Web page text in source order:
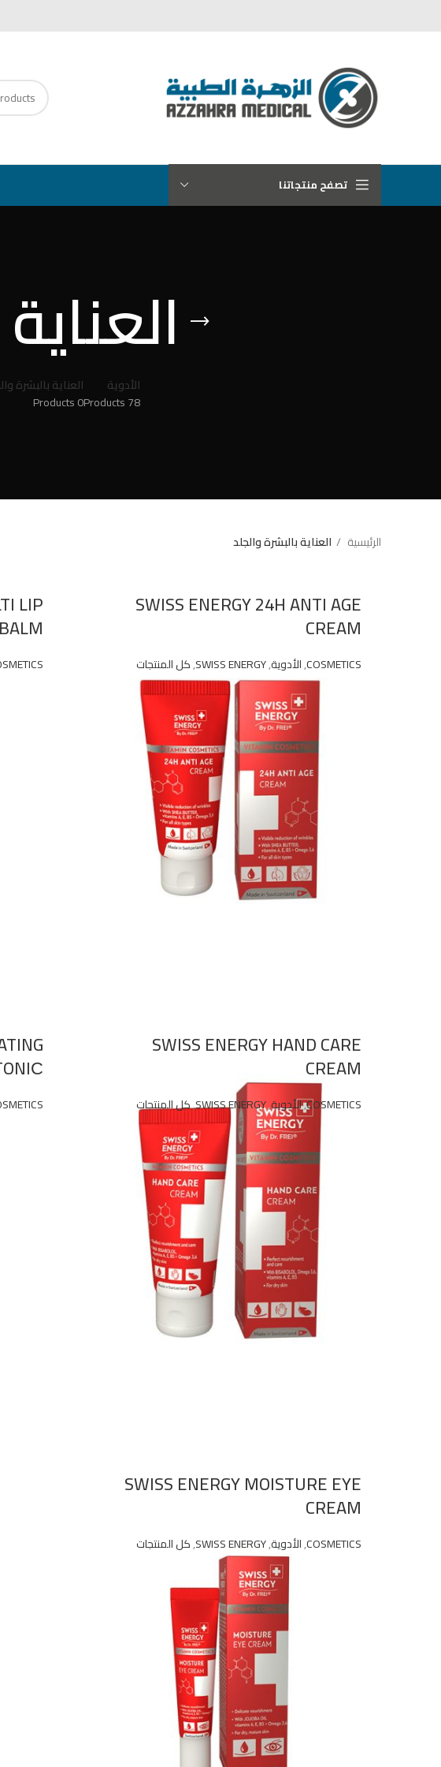
تصفح منتجاتنا
الأدوية
78 Products
العناية بالبشرة
0 Products
الرئيسية العناية بالبشرة والجلد
SWISS ENERGY 24H ANTI AGE
CREAM
COSMETICS
,الأدوية,
SWISS ENERGY
,كل المنتجات
LIP
BALM
SWISS ENERGY HAND CARE
CREAM
COSMETICS
,الأدوية,
SWISS ENERGY
,كل المنتجات
SWISS ENERGY MOISTURE EYE
CREAM
COSMETICS
,الأدوية,
SWISS ENERGY
,كل المنتجات